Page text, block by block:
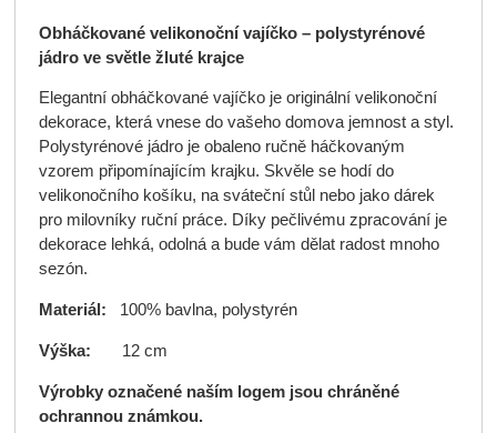
Obháčkované velikonoční vajíčko – polystyrénové
jádro ve světle žluté krajce
Elegantní obháčkované vajíčko je originální velikonoční
dekorace, která vnese do vašeho domova jemnost a styl.
Polystyrénové jádro je obaleno ručně háčkovaným
vzorem připomínajícím krajku. Skvěle se hodí do
velikonočního košíku, na sváteční stůl nebo jako dárek
pro milovníky ruční práce. Díky pečlivému zpracování je
dekorace lehká, odolná a bude vám dělat radost mnoho
sezón.
Materiál: 100% bavlna, polystyrén
Výška: 12 cm
Výrobky označené naším logem jsou chráněné
ochrannou známkou.